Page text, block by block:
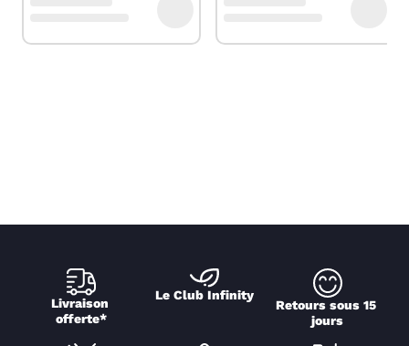
Livraison
offerte*
Le Club Infinity
Retours sous 15
jours